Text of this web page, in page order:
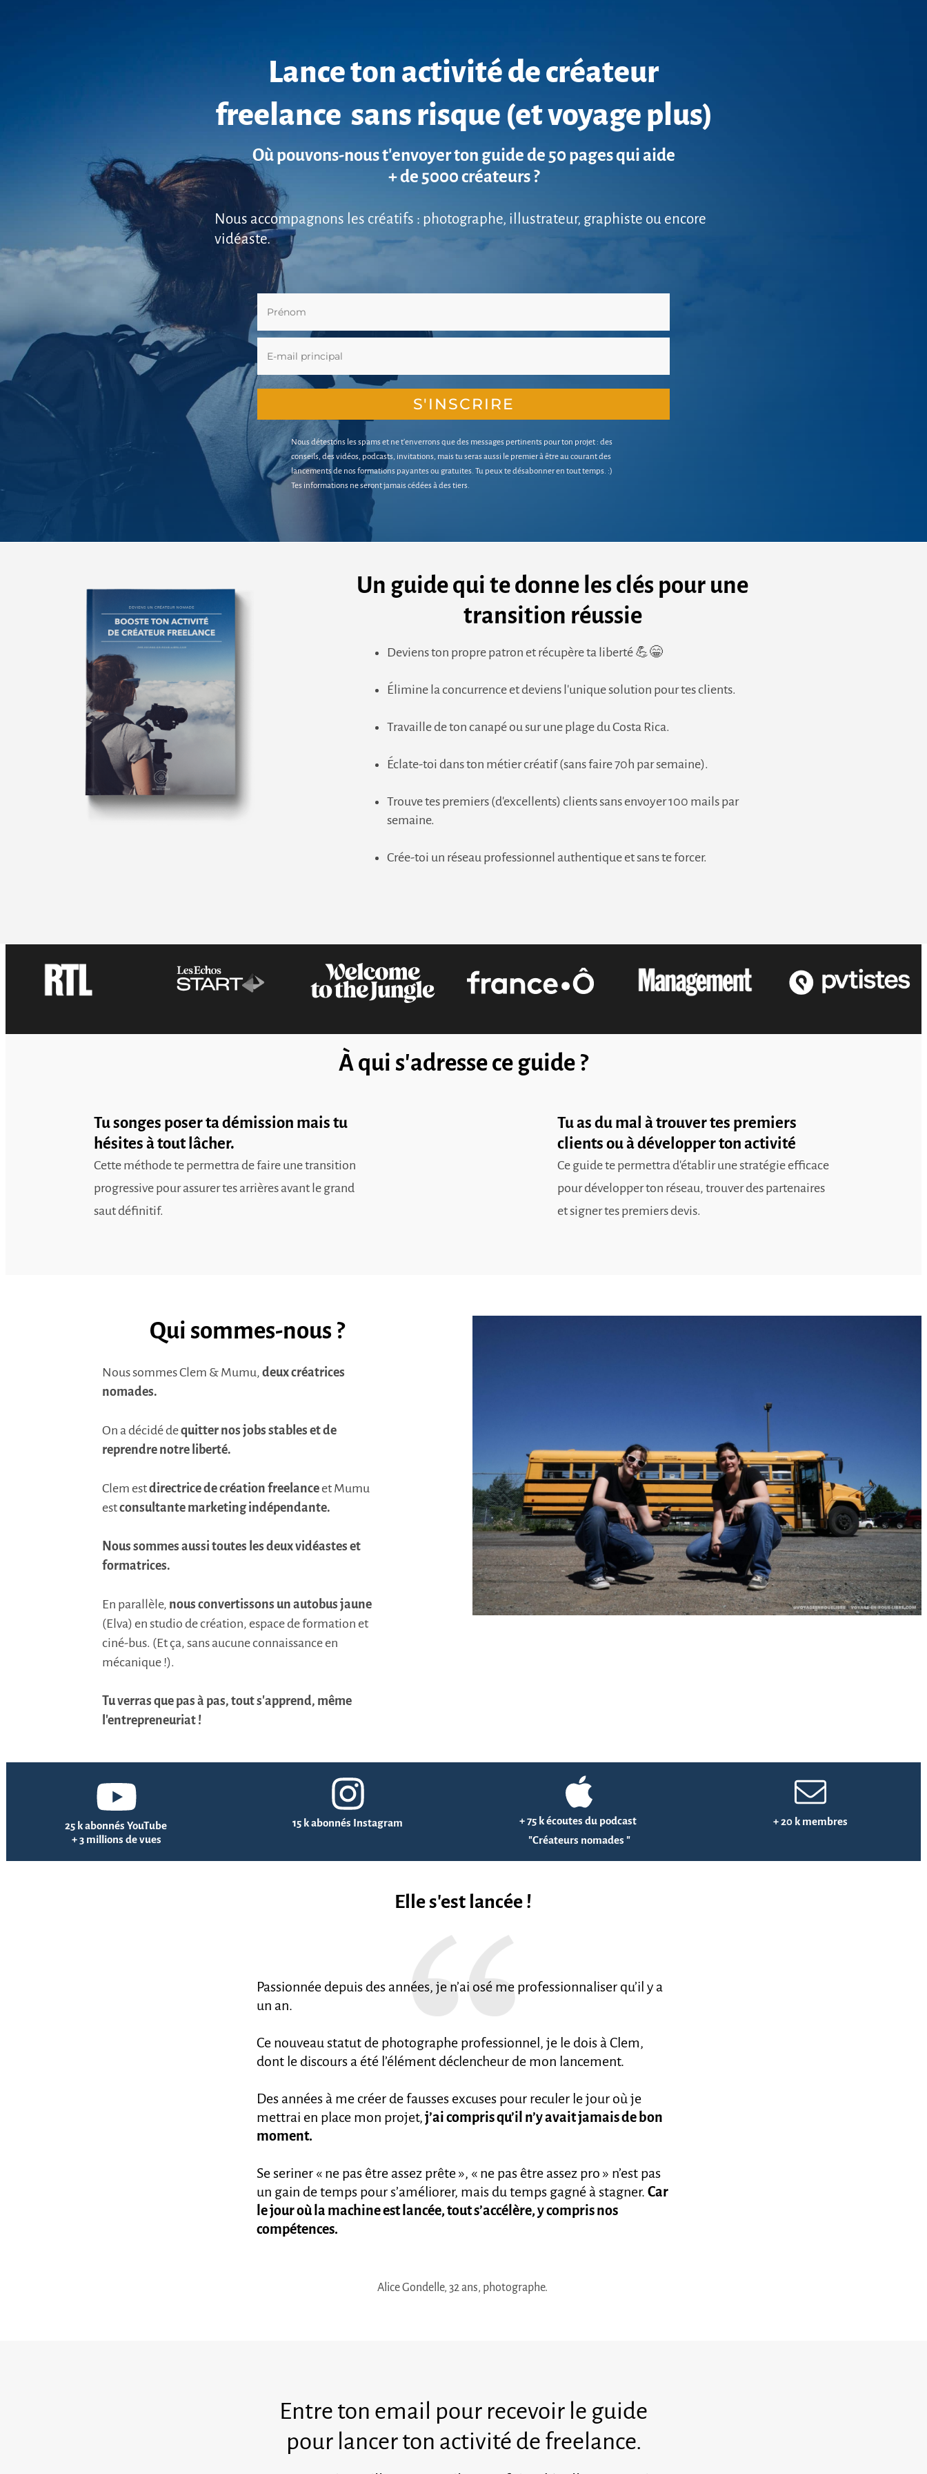
Lance ton activité de créateur
freelance sans risque (et voyage plus)
Où pouvons-nous t'envoyer ton guide de 50 pages qui aide
+ de 5000 créateurs ?
Nous accompagnons les créatifs : photographe, illustrateur, graphiste ou encore
vidéaste.
S'INSCRIRE
Nous détestons les spams et ne t'enverrons que des messages pertinents pour ton projet : des
conseils, des vidéos, podcasts, invitations, mais tu seras aussi le premier à être au courant des
lancements de nos formations payantes ou gratuites. Tu peux te désabonner en tout temps. :)
Tes informations ne seront jamais cédées à des tiers.
Un guide qui te donne les clés pour une
transition réussie
Deviens ton propre patron et récupère ta liberté 💪😁
Élimine la concurrence et deviens l'unique solution pour tes clients.
Travaille de ton canapé ou sur une plage du Costa Rica.
Éclate-toi dans ton métier créatif (sans faire 70h par semaine).
Trouve tes premiers (d'excellents) clients sans envoyer 100 mails par
semaine.
Crée-toi un réseau professionnel authentique et sans te forcer.
À qui s'adresse ce guide ?
Tu songes poser ta démission mais tu
hésites à tout lâcher.
Cette méthode te permettra de faire une transition
progressive pour assurer tes arrières avant le grand
saut définitif.
Tu as du mal à trouver tes premiers
clients ou à développer ton activité
Ce guide te permettra d'établir une stratégie efficace
pour développer ton réseau, trouver des partenaires
et signer tes premiers devis.
Qui sommes-nous ?
Nous sommes Clem & Mumu,deux créatrices
nomades.
On a décidé dequitter nos jobs stables et de
reprendre notre liberté.
Clem estdirectrice de création freelanceet Mumu
estconsultante marketing indépendante.
Nous sommes aussi toutes les deux vidéastes et
formatrices.
En parallèle, nous convertissons un autobus jaune
(Elva) en studio de création, espace de formation et
ciné-bus. (Et ça, sans aucune connaissance en
mécanique !).
Tu verras que pas à pas, tout s'apprend, même
l'entrepreneuriat !
25 k abonnés YouTube
+ 3 millions de vues
15 k abonnés Instagram
+ 75 k écoutes du podcast
"Créateurs nomades "
+ 20 k membres
Elle s'est lancée !
Passionnée depuis des années, je n’ai osé me professionnaliser qu’il y a
un an.
Ce nouveau statut de photographe professionnel, je le dois à Clem,
dont le discours a été l’élément déclencheur de mon lancement.
Des années à me créer de fausses excuses pour reculer le jour où je
mettrai en place mon projet,j’ai compris qu’il n’y avait jamais de bon
moment.
Se seriner « ne pas être assez prête », « ne pas être assez pro » n’est pas
un gain de temps pour s’améliorer, mais du temps gagné à stagner. Car
le jour où la machine est lancée, tout s’accélère, y compris nos
compétences.
Alice Gondelle, 32 ans, photographe.
Entre ton email pour recevoir le guide
pour lancer ton activité de freelance.